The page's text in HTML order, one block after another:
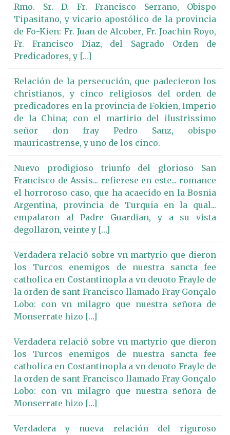
Rmo. Sr. D. Fr. Francisco Serrano, Obispo
Tipasitano, y vicario apostólico de la provincia
de Fo-Kien: Fr. Juan de Alcober, Fr. Joachin Royo,
Fr. Francisco Diaz, del Sagrado Orden de
Predicadores, y […]
Relación de la persecución, que padecieron los
christianos, y cinco religiosos del orden de
predicadores en la provincia de Fokien, Imperio
de la China; con el martirio del ilustrissimo
señor don fray Pedro Sanz, obispo
mauricastrense, y uno de los cinco.
Nuevo prodigioso triunfo del glorioso San
Francisco de Assis... refierese en este... romance
el horroroso caso, que ha acaecido en la Bosnia
Argentina, provincia de Turquia en la qual...
empalaron al Padre Guardian, y a su vista
degollaron, veinte y […]
Verdadera relaciõ sobre vn martyrio que dieron
los Turcos enemigos de nuestra sancta fee
catholica en Costantinopla a vn deuoto Frayle de
la orden de sant Francisco llamado Fray Gonçalo
Lobo: con vn milagro que nuestra señora de
Monserrate hizo […]
Verdadera relaciõ sobre vn martyrio que dieron
los Turcos enemigos de nuestra sancta fee
catholica en Costantinopla a vn deuoto Frayle de
la orden de sant Francisco llamado Fray Gonçalo
Lobo: con vn milagro que nuestra señora de
Monserrate hizo […]
Verdadera y nueva relación del riguroso